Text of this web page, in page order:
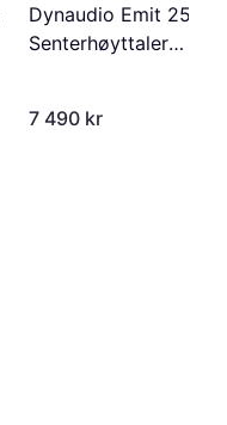
Dynaudio Emit 25C
Senterhøyttaler
7 490 kr